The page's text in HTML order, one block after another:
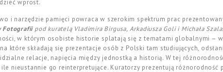
wprost.
i narzędzie pamięci powraca w szerokim spektrum prac
Fotografiipod kuratelą Vladimira Birgusa, Arkadiusza Goli i Michała
w którym osobiste historie splatają się z tematami globalnymi –
które składają się prezentacje osób z Polski tam studiujących,
relacje, napięcia między jednostką a historią. W tej
nieustannie go reinterpretujące. Kuratorzy prezentują różnorodność